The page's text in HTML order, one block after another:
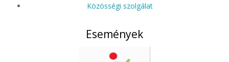
Közösségi szolgálat
Események